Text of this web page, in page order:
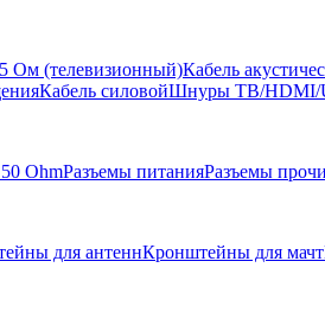
Ом (телевизионный)Кабель
Кабель силовойШнуры ТВ/HDMI/
OhmРазъемы питанияРазъемы
для антеннКронштейны для мачт